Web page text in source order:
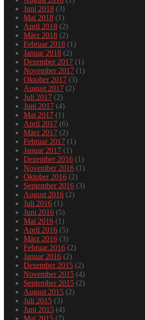
Juni 2018 (3)
Mai 2018 (1)
April 2018 (2)
März 2018 (2)
Februar 2018 (1)
Januar 2018 (2)
Dezember 2017 (1)
November 2017 (1)
Oktober 2017 (3)
August 2017 (2)
Juli 2017 (2)
Juni 2017 (4)
Mai 2017 (1)
April 2017 (6)
März 2017 (2)
Februar 2017 (1)
Januar 2017 (1)
Dezember 2016 (1)
November 2016 (1)
Oktober 2016 (2)
September 2016 (3)
August 2016 (2)
Juli 2016 (1)
Juni 2016 (5)
Mai 2016 (1)
April 2016 (5)
März 2016 (3)
Februar 2016 (2)
Januar 2016 (2)
Dezember 2015 (2)
November 2015 (4)
September 2015 (2)
August 2015 (2)
Juli 2015 (3)
Juni 2015 (4)
Mai 2015 (7)